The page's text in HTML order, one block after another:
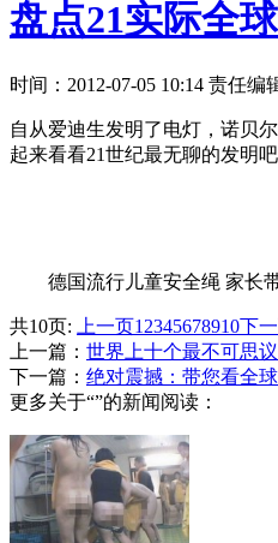
盘点21实际全
时间：2012-07-05 10:14 责任
自从爱迪生发明了电灯，诺贝
起来看看21世纪最无聊的发明吧
德国流行儿童安全绳 家长
共10页: 上一页1 2345678910下
上一篇： 世界上十个最不可思
下一篇： 绝对震撼：带您看全
更多关于“”的新闻阅读：